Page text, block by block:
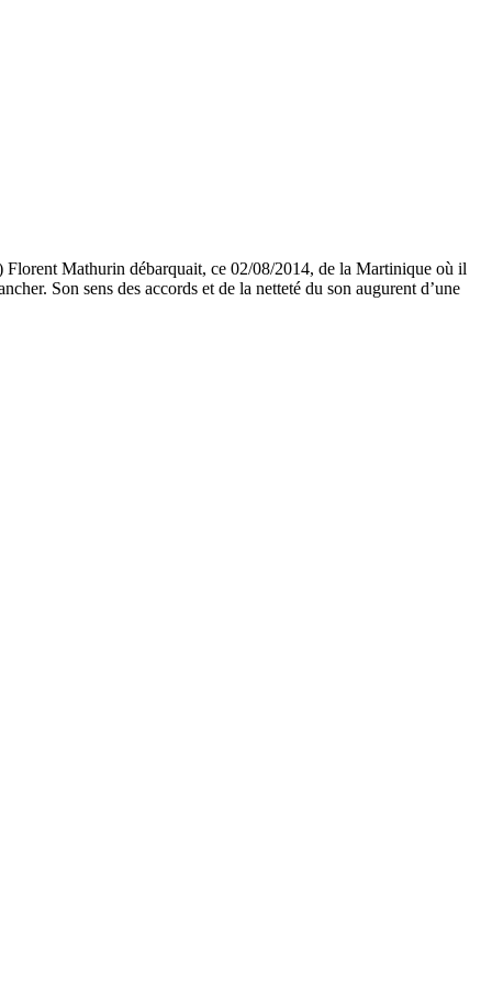
Florent Mathurin débarquait, ce 02/08/2014, de la Martinique où il
Son sens des accords et de la netteté du son augurent d’une